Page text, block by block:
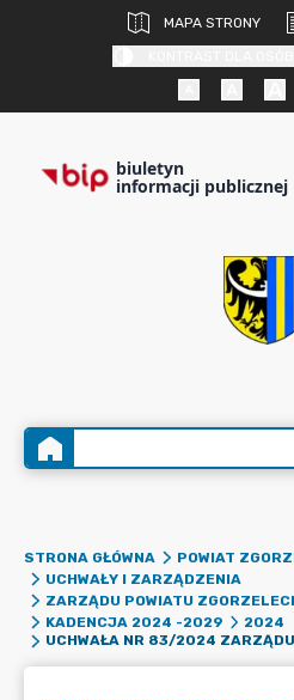
MAPA STRONY
biuletyn
informacji publicznej
STRONA GŁÓWNA
POWIAT
UCHWAŁY I ZARZĄDZENIA
ZARZĄDU POWIATU
KADENCJA 2024 -2029
2024